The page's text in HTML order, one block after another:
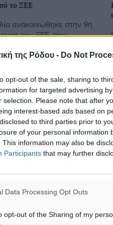
της Ρόδου - Do Not
opt-out of the sale, sharing to
for targeted advertising
selection. Please note that after
interest-based ads based on
to third parties prior to
of your personal information
This information may also be
Participants that may further
Data Processing Opt Outs
opt-out of the Sharing of my
το ΞΕΕ
ανακοινώθηκε στην 9η
του ΞΕΕ, που
Metropolitan Expo. Την